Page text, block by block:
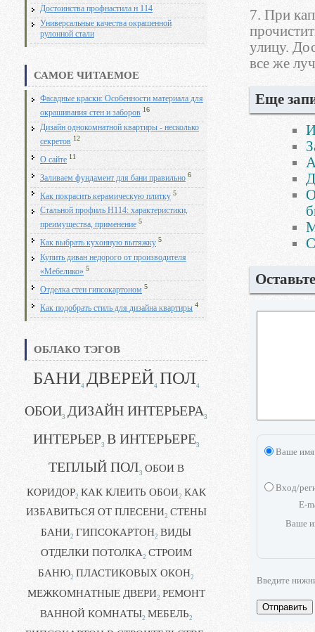
Достоинства профнастила н 114
Универсальные качества окрашенной
рулонной стали
САМОЕ ЧИТАЕМОЕ
Фасадные краски: Особенности материала для
окрашивания стен и заборов 16
Дизайн однокомнатной квартиры - несколько
секретов 12
О сайте 11
Заливаем фундамент для бани правильно 6
Как покрасить керамическую плитку 5
Стальной профиль Н114: характеристики,
преимущества, применение 5
Как выбрать кухонную вытяжку 5
Купить диван недорого от производителя
«Мебелико» 5
Отделка стен гипсокартоном 5
Как подобрать стиль для дизайна квартиры 4
ОБЛАКО ТЭГОВ
БАНИ4 ДВЕРЕЙ4 ПОЛ4
ОБОИ3 ДИЗАЙН ИНТЕРЬЕРА3
ИНТЕРЬЕР3 В ИНТЕРЬЕРЕ3
ТЕПЛЫЙ ПОЛ3 ОБОИ В
КОРИДОР2 КАК КЛЕИТЬ ОБОИ2 КАК
ИЗБАВИТЬСЯ ОТ ПЛЕСЕНИ2 СТЕНЫ
БАНИ2 ГИПСОКАРТОН2 ВИДЫ
ОТДЕЛКИ ПОТОЛКА2 СТРОИМ
БАНЮ2 ПЛАСТИКОВЫХ ОКОН2
МЕЖКОМНАТНЫЕ ДВЕРИ2 РЕМОНТ
ВАННОЙ КОМНАТЫ2 МЕБЕЛЬ2
7. При
улицу.
все же
Еще
Ваше имя
Вход/
E-
Ваше
Введите
Отправить